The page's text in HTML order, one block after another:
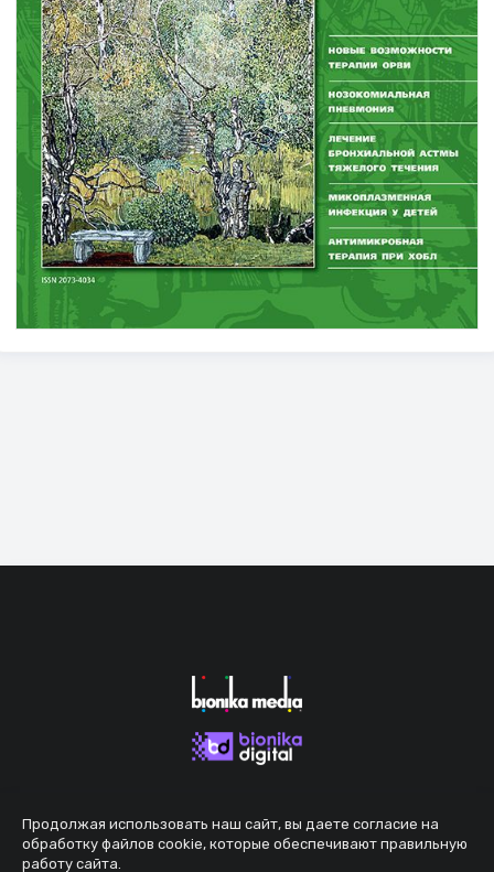
Продолжая использовать наш сайт, вы даете согласие на
обработку файлов cookie, которые обеспечивают правильную
работу сайта.